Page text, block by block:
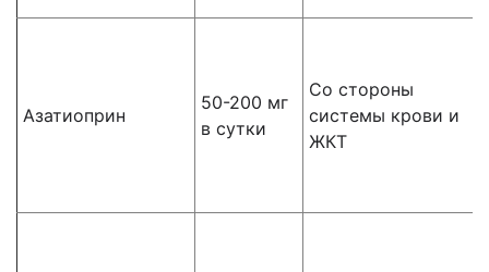
Азатиоприн
50-200 мг
в сутки
Со стороны
системы крови и
ЖКТ